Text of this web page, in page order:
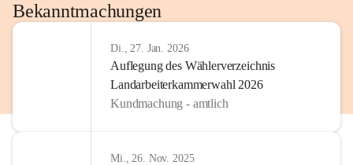
Bekanntmachungen
Di., 27. Jan. 2026
Auflegung des Wählerverzeichnis
Landarbeiterkammerwahl 2026
Kundmachung - amtlich
Mi., 26. Nov. 2025